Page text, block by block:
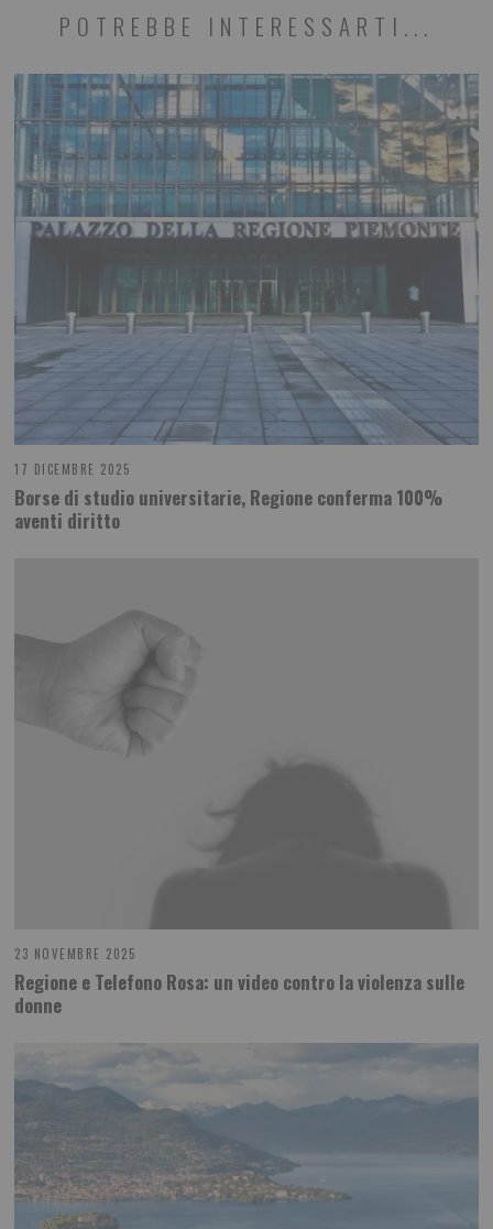
POTREBBE INTERESSARTI...
17 DICEMBRE 2025
Borse di studio universitarie, Regione conferma 100%
aventi diritto
23 NOVEMBRE 2025
Regione e Telefono Rosa: un video contro la violenza sulle
donne